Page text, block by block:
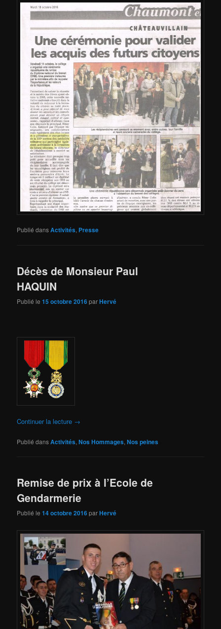
Publié dansActivités, Presse
Décès de Monsieur Paul
HAQUIN
Publié le15 octobre 2016parHervé
Continuer la lecture →
Publié dansActivités,Nos Hommages,Nos peines
Remise de prix à l’Ecole de
Gendarmerie
Publié le14 octobre 2016parHervé